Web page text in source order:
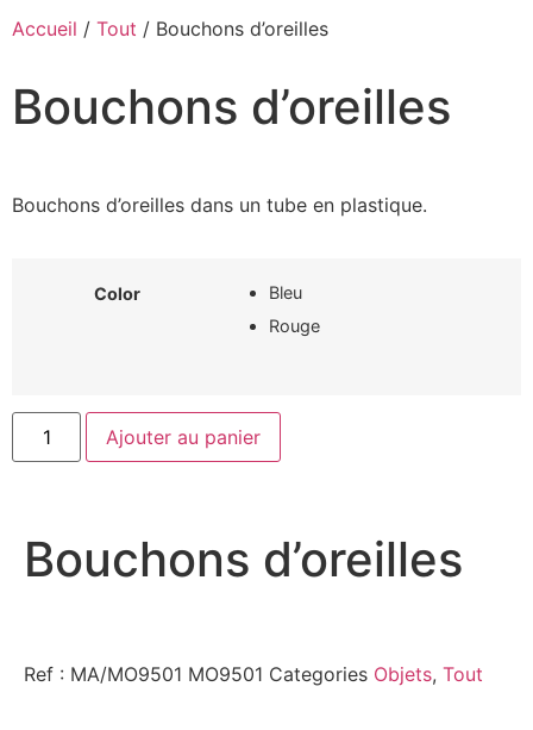
Accueil / Tout / Bouchons d’oreilles
Bouchons d’oreilles
Bouchons d’oreilles dans un tube en plastique.
Color
Bleu
Rouge
Ajouter au panier
Bouchons d’oreilles
Ref : MA/MO9501 MO9501 Categories Objets, Tout